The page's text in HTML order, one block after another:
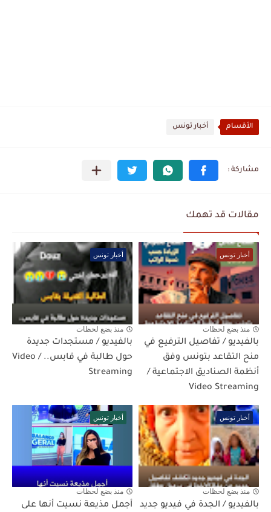
الأقسام أخبار تونس
مقالات قد تهمك
أخبار تونس
منذ بضع لحظات
بالفيديو / تفاصيل الترفيع في
منح التقاعد بتونس وفق
أنظمة الصناديق الاجتماعية /
Video Streaming
أخبار تونس
منذ بضع لحظات
بالفيديو / مستجدات جديدة
حول طالبة في قابس.. / Video
Streaming
أخبار تونس
منذ بضع لحظات
بالفيديو / الجدة في فيديو جديد
أخبار تونس
منذ بضع لحظات
أجمل مذيعة نسيت أنها على